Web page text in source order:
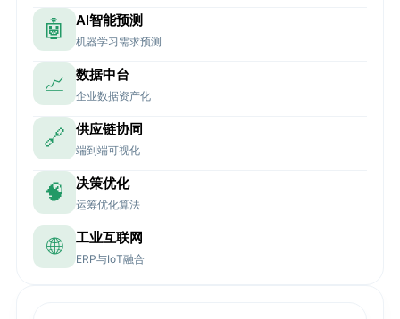
🤖 AI智能预测
机器学习需求预测
📈 数据中台
企业数据资产化
🔗 供应链协同
端到端可视化
🧠 决策优化
运筹优化算法
🌐 工业互联网
ERP与IoT融合